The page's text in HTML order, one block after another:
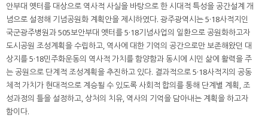
안부대 옛터를 대상으로 역사적 사실을 바탕으로 한 시대적 특성을 공간설계 개
념으로 설정해 기념공원화 계획안을 제시하였다. 광주광역시는 5·18사적지인
국군광주병원과 505보안부대 옛터를 5·18기념사업의 일환으로 공원화하고자
도시공원 조성계획을 수립하고, 역사에 대한 기억의 공간으로만 보존해왔던 대
상지를 5·18민주화운동의 역사적 가치를 함양함과 동시에 시민 삶에 활력을 주
는 공원으로 단계적 조성계획을 추진하고 있다. 결과적으로 5·18사적지의 공동
체적 가치가 현대적으로 계승될 수 있도록 사회적 합의를 통해 단계별 계획, 조
성과정의 틀을 설정하고, 상처의 치유, 역사의 기억을 담아내는 계획을 하고자
함이다.